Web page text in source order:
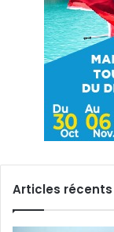
Articles récents